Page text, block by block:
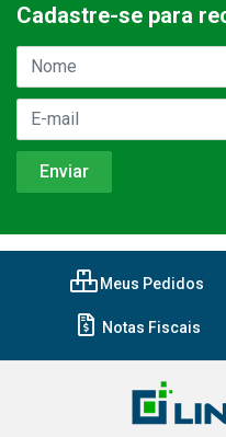
Cadastre-se para
Meus Pedidos
Notas Fiscais